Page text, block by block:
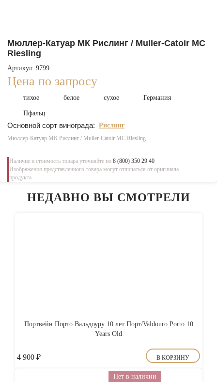
Мюллер-Катуар МК Рислинг / Muller-Catoir MC
Riesling
Артикул: 9799
Цена по запросу
тихое белое сухое Германия
Пфальц
Основной сорт винограда: Рислинг
Мюллер-Катуар МК Рислинг / Muller-Catoir MC Riesling
Наличие и стоимость товара уточняйте по 8 (800) 350 29 40
Изображения представленного товара могут отличаться от оригинала
продукта
НЕДАВНО ВЫ СМОТРЕЛИ
Портвейн Порто Вальдоуру 10 лет Порт/Valdouro Porto 10
Years Old
4 900 ₽ В КОРЗИНУ
Нет в наличии